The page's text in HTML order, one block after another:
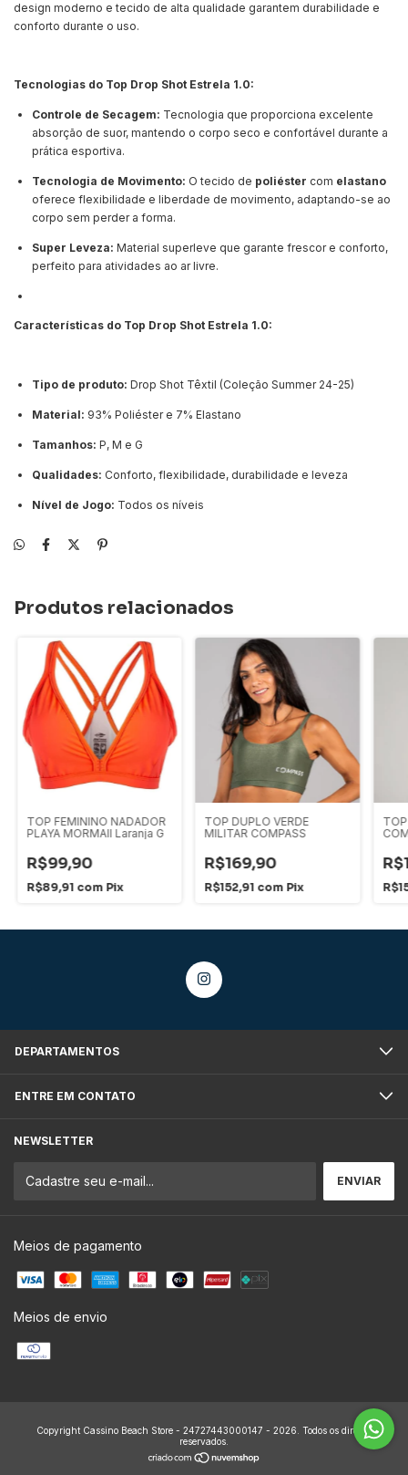
design moderno e tecido de alta qualidade garantem durabilidade e
conforto durante o uso.
Tecnologias do Top Drop Shot Estrela 1.0:
Controle de Secagem: Tecnologia que proporciona excelente
absorção de suor, mantendo o corpo seco e confortável durante a
prática esportiva.
Tecnologia de Movimento: O tecido de poliéster com elastano
oferece flexibilidade e liberdade de movimento, adaptando-se ao
corpo sem perder a forma.
Super Leveza: Material superleve que garante frescor e conforto,
perfeito para atividades ao ar livre.
Características do Top Drop Shot Estrela 1.0:
Tipo de produto: Drop Shot Têxtil (Coleção Summer 24-25)
Material: 93% Poliéster e 7% Elastano
Tamanhos: P, M e G
Qualidades: Conforto, flexibilidade, durabilidade e leveza
Nível de Jogo: Todos os níveis
Produtos relacionados
TOP FEMININO NADADOR
PLAYA MORMAII Laranja G
R$99,90
R$89,91 com Pix
TOP DUPLO VERDE
MILITAR COMPASS
R$169,90
R$152,91 com Pix
DEPARTAMENTOS
ENTRE EM CONTATO
NEWSLETTER
Meios de pagamento
Meios de envio
Copyright Cassino Beach Store - 24727443000147 - 2026. Todos os direitos
reservados.